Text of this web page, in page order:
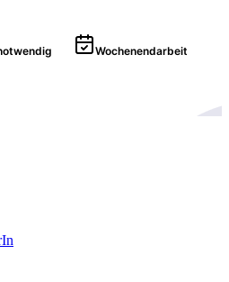
Wochenendarbeit